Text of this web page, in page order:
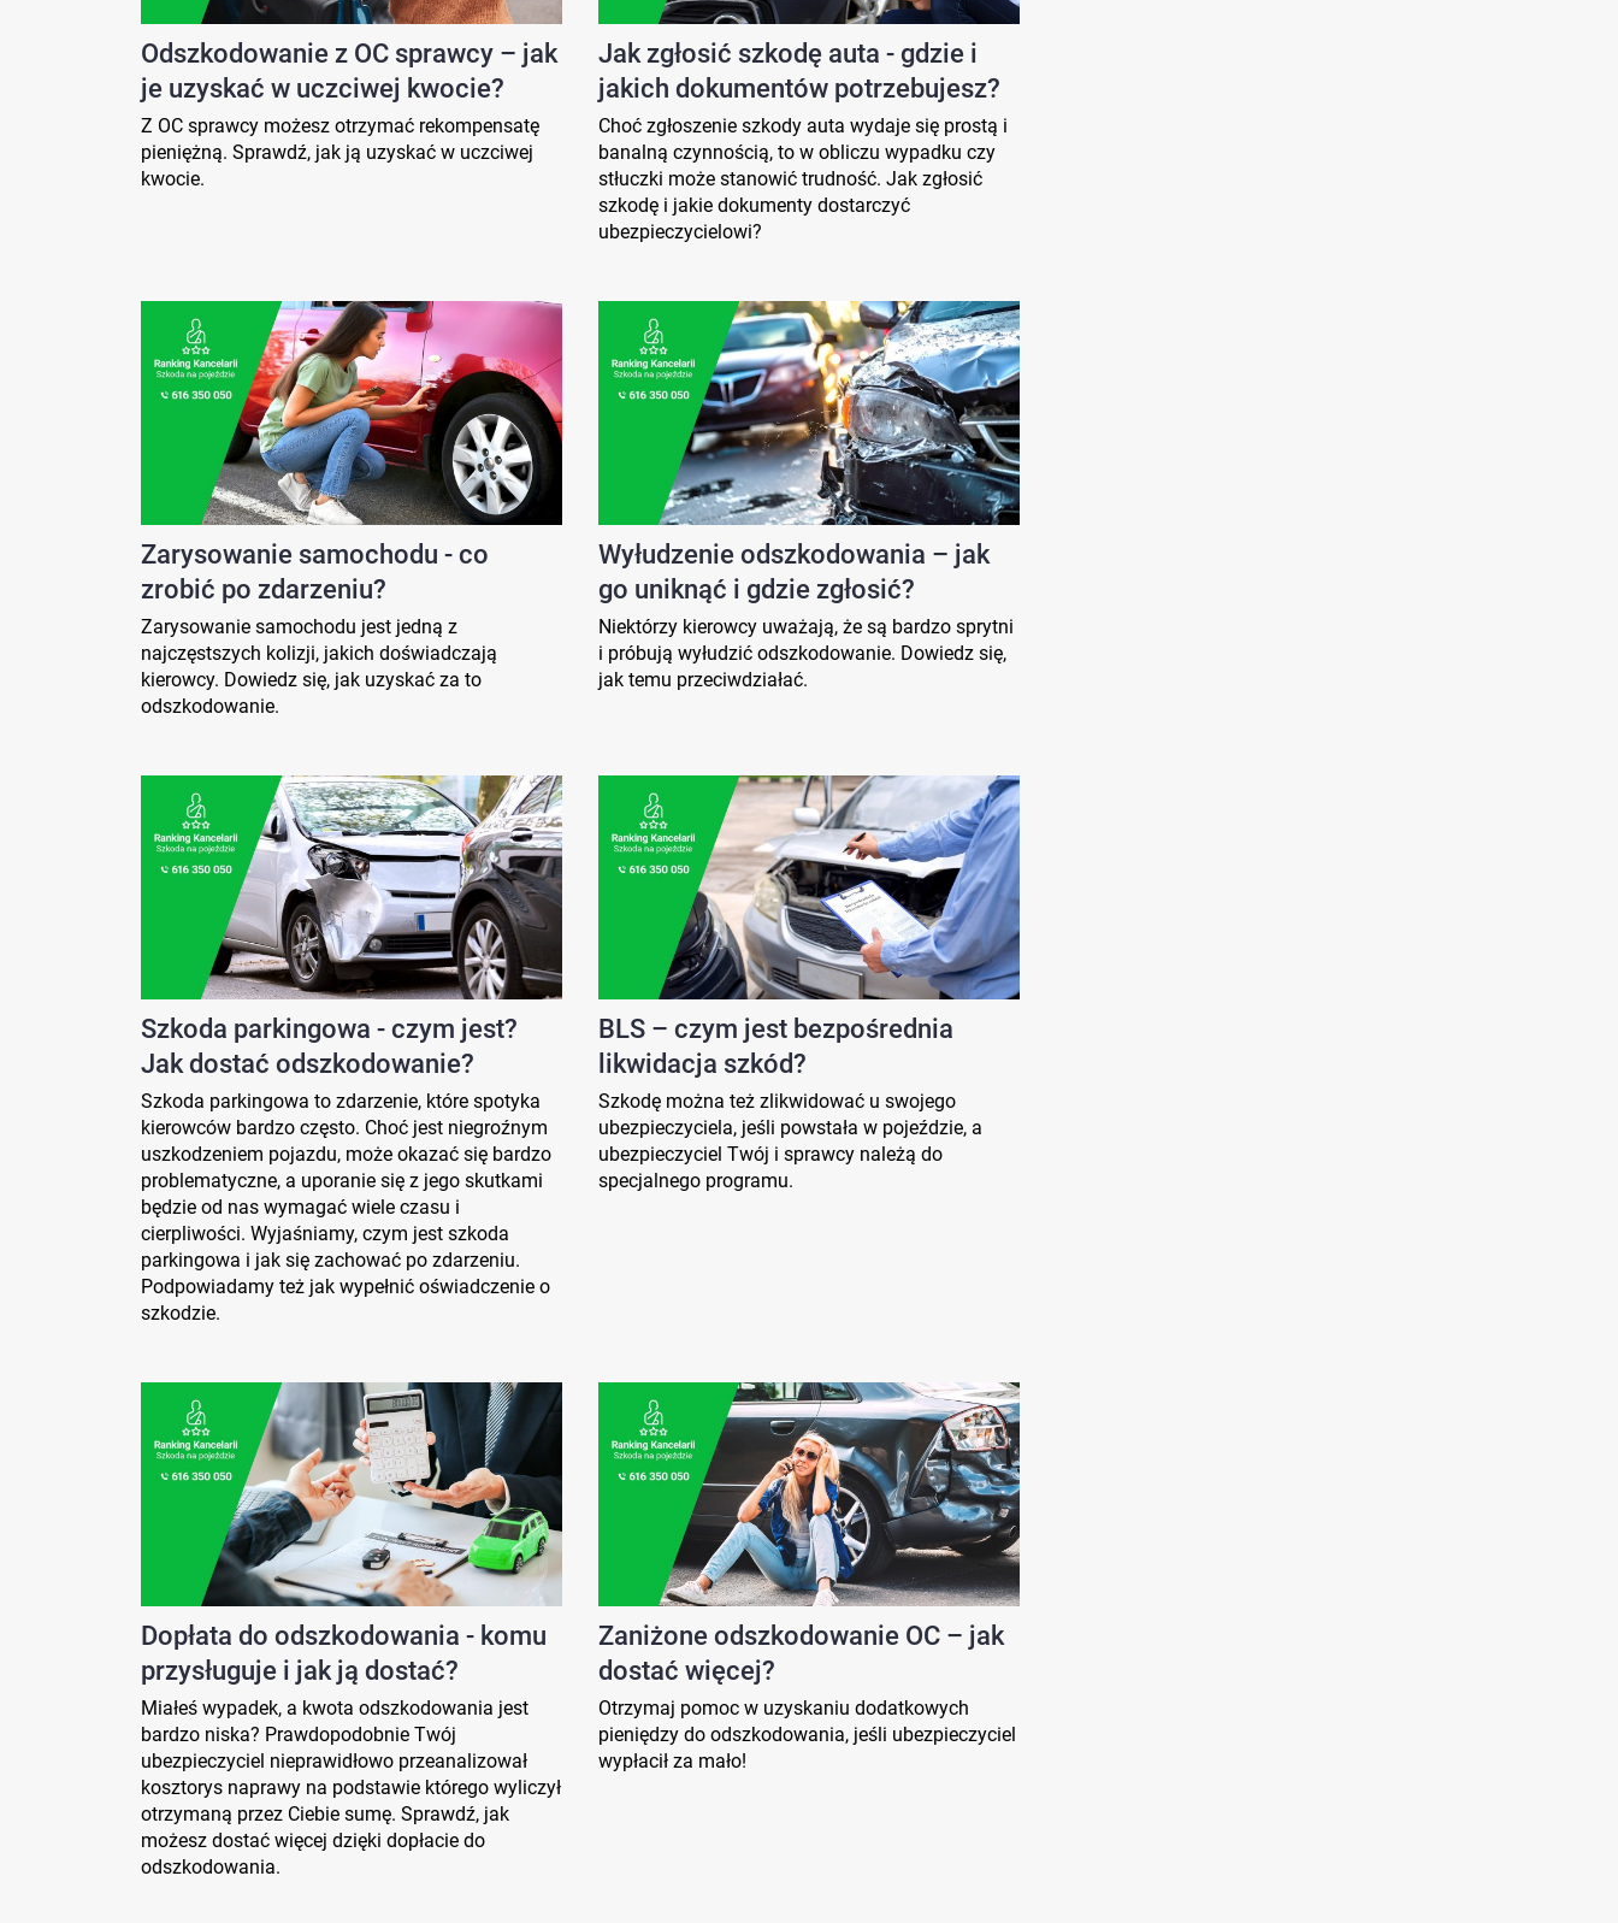
Odszkodowanie z OC sprawcy – jak
je uzyskać w uczciwej kwocie?
Z OC sprawcy możesz otrzymać rekompensatę
pieniężną. Sprawdź, jak ją uzyskać w uczciwej
kwocie.
Jak zgłosić szkodę auta - gdzie i
jakich dokumentów potrzebujesz?
Choć zgłoszenie szkody auta wydaje się prostą i
banalną czynnością, to w obliczu wypadku czy
stłuczki może stanowić trudność. Jak zgłosić
szkodę i jakie dokumenty dostarczyć
ubezpieczycielowi?
Zarysowanie samochodu - co
zrobić po zdarzeniu?
Zarysowanie samochodu jest jedną z
najczęstszych kolizji, jakich doświadczają
kierowcy. Dowiedz się, jak uzyskać za to
odszkodowanie.
Wyłudzenie odszkodowania – jak
go uniknąć i gdzie zgłosić?
Niektórzy kierowcy uważają, że są bardzo sprytni
i próbują wyłudzić odszkodowanie. Dowiedz się,
jak temu przeciwdziałać.
Szkoda parkingowa - czym jest?
Jak dostać odszkodowanie?
Szkoda parkingowa to zdarzenie, które spotyka
kierowców bardzo często. Choć jest niegroźnym
uszkodzeniem pojazdu, może okazać się bardzo
problematyczne, a uporanie się z jego skutkami
będzie od nas wymagać wiele czasu i
cierpliwości. Wyjaśniamy, czym jest szkoda
parkingowa i jak się zachować po zdarzeniu.
Podpowiadamy też jak wypełnić oświadczenie o
szkodzie.
BLS – czym jest bezpośrednia
likwidacja szkód?
Szkodę można też zlikwidować u swojego
ubezpieczyciela, jeśli powstała w pojeździe, a
ubezpieczyciel Twój i sprawcy należą do
specjalnego programu.
Dopłata do odszkodowania - komu
przysługuje i jak ją dostać?
Miałeś wypadek, a kwota odszkodowania jest
bardzo niska? Prawdopodobnie Twój
ubezpieczyciel nieprawidłowo przeanalizował
kosztorys naprawy na podstawie którego wyliczył
otrzymaną przez Ciebie sumę. Sprawdź, jak
możesz dostać więcej dzięki dopłacie do
odszkodowania.
Zaniżone odszkodowanie OC – jak
dostać więcej?
Otrzymaj pomoc w uzyskaniu dodatkowych
pieniędzy do odszkodowania, jeśli ubezpieczyciel
wypłacił za mało!